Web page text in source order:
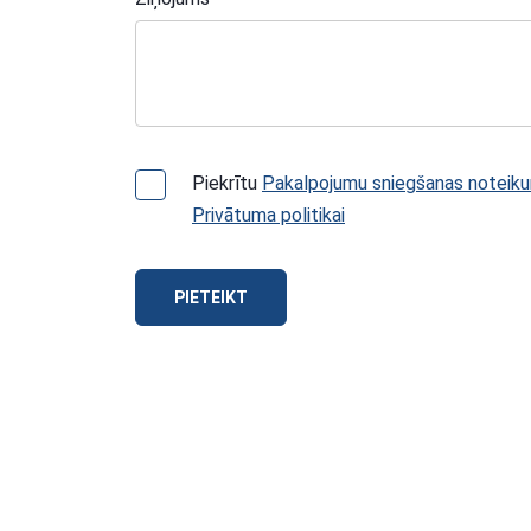
Piekrītu Pakalpojumu sniegšanas
Privātuma politikai
PIETEIKT